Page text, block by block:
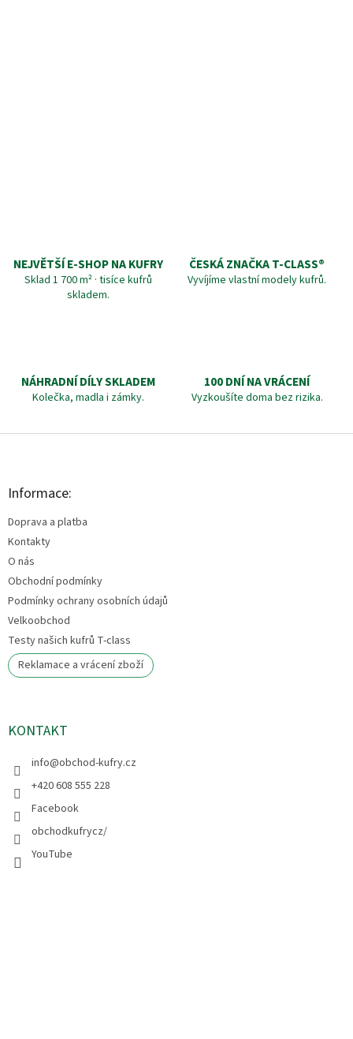
NEJVĚTŠÍ E-SHOP NA KUFRY
Sklad 1 700 m² · tisíce kufrů
skladem.
ČESKÁ ZNAČKA T‑CLASS®
Vyvíjíme vlastní modely kufrů.
NÁHRADNÍ DÍLY SKLADEM
Kolečka, madla i zámky.
100 DNÍ NA VRÁCENÍ
Vyzkoušíte doma bez rizika.
Z
Informace:
Doprava a platba
Kontakty
O nás
Obchodní podmínky
Podmínky ochrany osobních údajů
Velkoobchod
Testy našich kufrů T-class
Reklamace a vrácení zboží
KONTAKT
info@obchod-kufry.cz
+420 608 555 228
Facebook
obchodkufrycz/
YouTube